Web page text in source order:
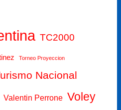
TC2000
Torneo Proyeccion
Nacional
Valentin Perrone Voley